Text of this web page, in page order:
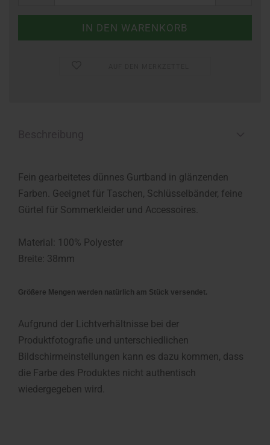
Fein gearbeitetes dünnes Gurtband in glänzenden
Farben. Geeignet für Taschen, Schlüsselbänder, feine
Gürtel für Sommerkleider und Accessoires.
Material: 100% Polyester
Breite: 38mm
Größere Mengen werden natürlich am Stück versendet.
Aufgrund der Lichtverhältnisse bei der
Produktfotografie und unterschiedlichen
Bildschirmeinstellungen kann es dazu kommen, dass
die Farbe des Produktes nicht authentisch
wiedergegeben wird.